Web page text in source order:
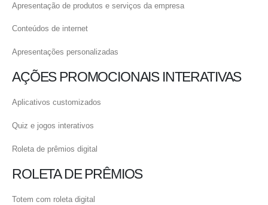
Apresentação de produtos e serviços da empresa
Conteúdos de internet
Apresentações personalizadas
AÇÕES PROMOCIONAIS INTERATIVAS
Aplicativos customizados
Quiz e jogos interativos
Roleta de prêmios digital
ROLETA DE PRÊMIOS
Totem com roleta digital